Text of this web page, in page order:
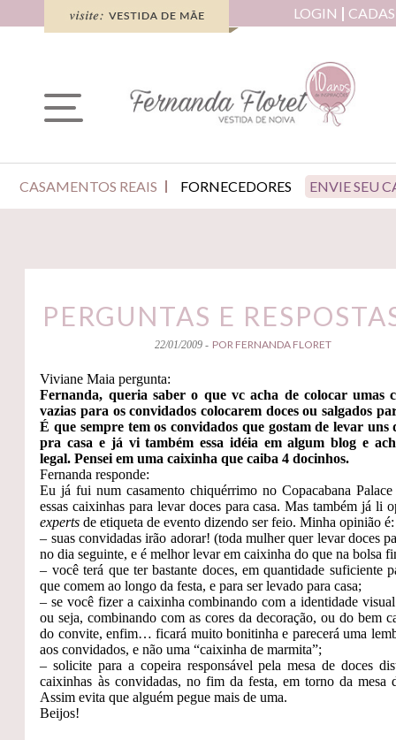
LOGIN
CASAMENTOS REAIS FORNECEDORES ENVIE SEU
PERGUNTAS E
22/01/2009 - POR FERNANDA FLORET
Viviane Maia pergunta:
Fernanda, queria saber o que vc acha de colocar umas
vazias para os convidados colocarem doces ou salgados
É que sempre tem os convidados que gostam de levar uns
pra casa e já vi também essa idéia em algum blog e
legal. Pensei em uma caixinha que caiba 4 docinhos.
Fernanda responde:
Eu já fui num casamento chiquérrimo no Copacabana
essas caixinhas para levar doces para casa. Mas também já li
expertsde etiqueta de evento dizendo ser feio. Minha opinião é:
– suas convidadas irão adorar! (toda mulher quer levar doces
no dia seguinte, e é melhor levar em caixinha do que na bolsa
– você terá que ter bastante doces, em quantidade suficiente
que comem ao longo da festa, e para ser levado para casa;
– se você fizer a caixinha combinando com a identidade
ou seja, combinando com as cores da decoração, ou do bem
do convite, enfim… ficará muito bonitinha e parecerá uma
aos convidados, e não uma “caixinha de marmita”;
– solicite para a copeira responsável pela mesa de doces
caixinhas às convidadas, no fim da festa, em torno da mesa
Assim evita que alguém pegue mais de uma.
Beijos!